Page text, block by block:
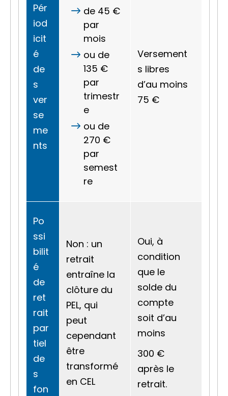
Pér
iod
icit
é
de
s
ver
se
me
nts
de 45 €
par
mois
ou de
135 €
par
trimestr
e
ou de
270 €
par
semest
re
Versement
s libres
d’au moins
75 €
Po
ssi
bilit
é
de
ret
rait
par
tiel
de
s
fon
Non : un
retrait
entraîne la
clôture du
PEL, qui
peut
cependant
être
transformé
en CEL
Oui, à
condition
que le
solde du
compte
soit d’au
moins
300 €
après le
retrait.